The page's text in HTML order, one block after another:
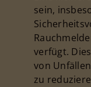
sein,
verfügt.
von
zu